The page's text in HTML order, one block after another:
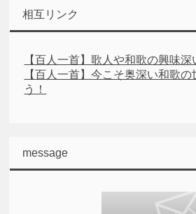
相互リンク
【百人一首】歌人や和歌の興味深
【百人一首】今こそ奥深い和歌
う！
message